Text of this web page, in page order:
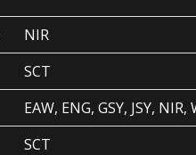
NIR
SCT
EAW, ENG, GSY, JSY, NIR,
SCT